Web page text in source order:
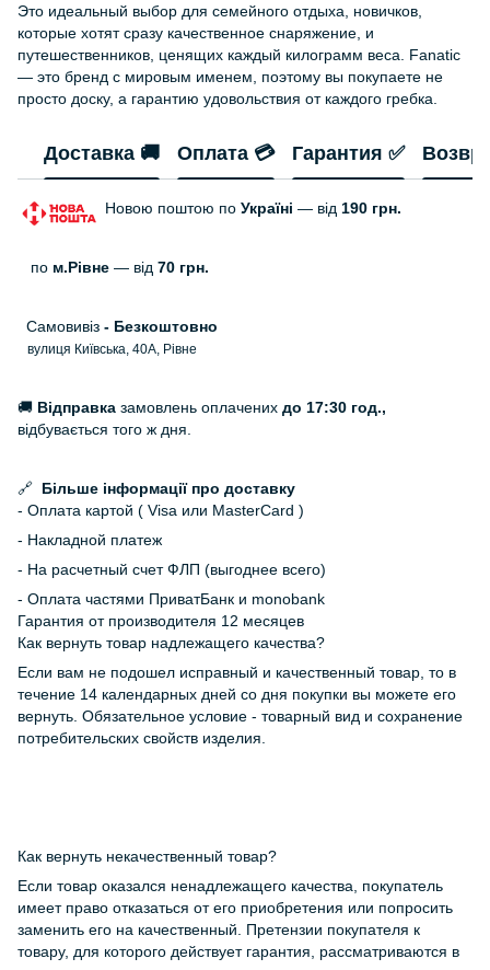
Это идеальный выбор для семейного отдыха, новичков,
которые хотят сразу качественное снаряжение, и
путешественников, ценящих каждый килограмм веса. Fanatic
— это бренд с мировым именем, поэтому вы покупаете не
просто доску, а гарантию удовольствия от каждого гребка.
Доставка 🚚 Оплата 💳 Гарантия ✅
Новою поштою по Україні — від 190 грн.
по м.Рівне — від 70 грн.
Самовивіз - Безкоштовно
вулиця Київська, 40А, Рівне
🚚 Відправка замовлень оплачених до 17:30 год.,
відбувається того ж дня.
🔗 Більше інформації про доставку
- Оплата картой ( Visa или MasterCard )
- Накладной платеж
- На расчетный счет ФЛП (выгоднее всего)
- Оплата частями ПриватБанк и monobank
Гарантия от производителя 12 месяцев
Как вернуть товар надлежащего качества?
Если вам не подошел исправный и качественный товар, то в
течение 14 календарных дней со дня покупки вы можете его
вернуть. Обязательное условие - товарный вид и сохранение
потребительских свойств изделия.
Как вернуть некачественный товар?
Если товар оказался ненадлежащего качества, покупатель
имеет право отказаться от его приобретения или попросить
заменить его на качественный. Претензии покупателя к
товару, для которого действует гарантия, рассматриваются в